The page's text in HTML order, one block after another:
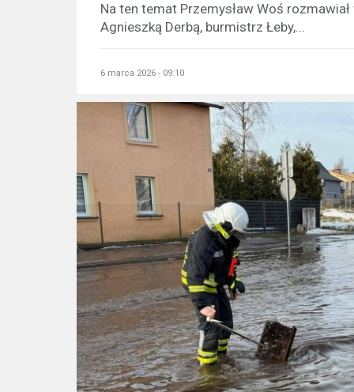
Na ten temat Przemysław Woś
Agnieszką Derbą, burmistrz Łeby,...
6 marca 2026 - 09:10